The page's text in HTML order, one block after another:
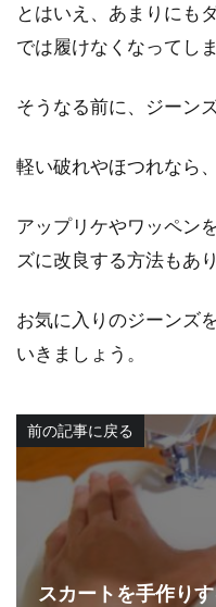
とはいえ、あまりにも
では履けなくなってし
そうなる前に、ジーン
軽い破れやほつれなら
アップリケやワッペン
ズに改良する方法もあり
お気に入りのジーンズ
いきましょう。
前の記事に戻る
スカートを手作り